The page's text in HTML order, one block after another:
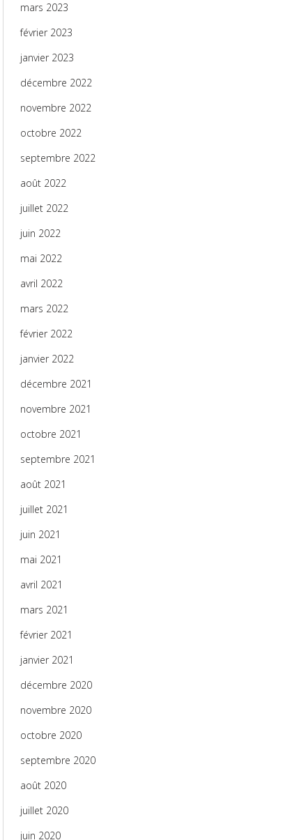
mars 2023
février 2023
janvier 2023
décembre 2022
novembre 2022
octobre 2022
septembre 2022
août 2022
juillet 2022
juin 2022
mai 2022
avril 2022
mars 2022
février 2022
janvier 2022
décembre 2021
novembre 2021
octobre 2021
septembre 2021
août 2021
juillet 2021
juin 2021
mai 2021
avril 2021
mars 2021
février 2021
janvier 2021
décembre 2020
novembre 2020
octobre 2020
septembre 2020
août 2020
juillet 2020
juin 2020